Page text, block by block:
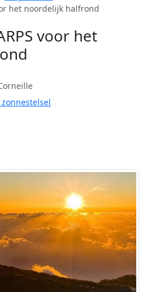
het noordelijk halfrond
voor het